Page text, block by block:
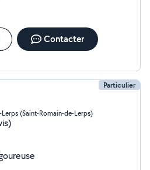
Contacter
Particulier
(Saint-Romain-de-Lerps)